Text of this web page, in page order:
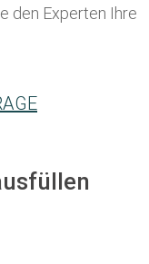
den Experten Ihre